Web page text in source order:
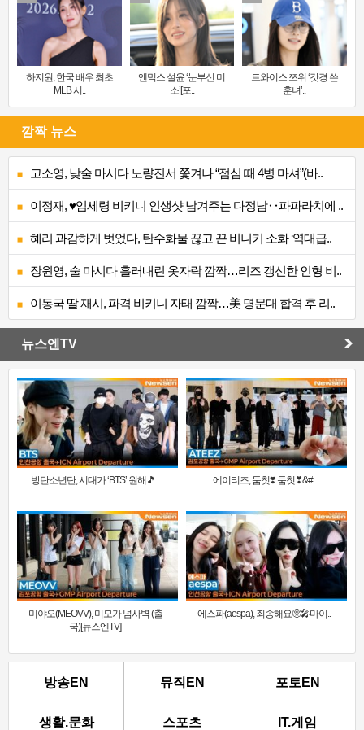
하지원, 한국 배우 최초
MLB 시..
엔믹스 설윤 ‘눈부신 미
소’[포..
트와이스 쯔위 ‘갓경 쓴
훈녀’..
깜짝 뉴스
고소영, 낮술 마시다 노량진서 쫓겨나 “점심 때 4병 마셔”(바..
이정재, ♥임세령 비키니 인생샷 남겨주는 다정남‥파파라치에 ..
혜리 과감하게 벗었다, 탄수화물 끊고 끈 비니키 소화 ‘역대급..
장원영, 술 마시다 흘러내린 옷자락 깜짝…리즈 갱신한 인형 비..
이동국 딸 재시, 파격 비키니 자태 깜짝…美 명문대 합격 후 리..
뉴스엔TV
방탄소년단, 시대가 ‘BTS’ 원해🎵 .. 에이티즈, 둠칫❣️ 둠칫❣&#..
미야오(MEOVV), 미모가 넘사벽 (출
국)[뉴스엔TV]
에스파(aespa), 죄송해요🥺🎤마이..
방송EN 뮤직EN 포토EN
생활.문화 스포츠 IT.게임